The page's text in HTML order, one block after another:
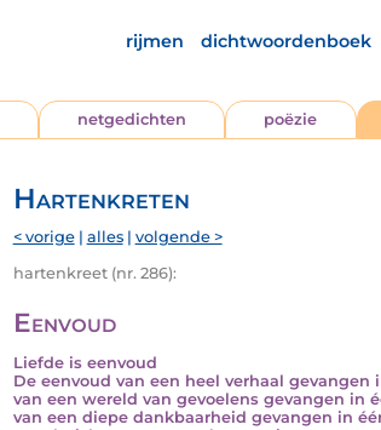
rijmen dichtwoordenboek
netgedichten poëzie
Hartenkreten
< vorige| alles| volgende >
hartenkreet (nr. 286):
Eenvoud
Liefde is eenvoud
De eenvoud van een heel verhaal gevangen
van een wereld van gevoelens gevangen in
van een diepe dankbaarheid gevangen in